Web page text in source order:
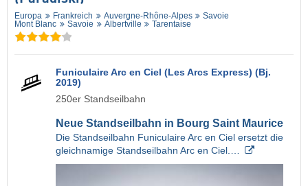
Europa Frankreich Auvergne-Rhône-Alpes
Savoie
Mont Blanc
Savoie Albertville Tarentaise
Funiculaire Arc en Ciel (Les Arcs Express) (Bj.
2019)
250er Standseilbahn
Neue Standseilbahn in Bourg Saint Maurice
Die Standseilbahn Funiculaire Arc en Ciel ersetzt die
gleichnamige Standseilbahn Arc en Ciel.…